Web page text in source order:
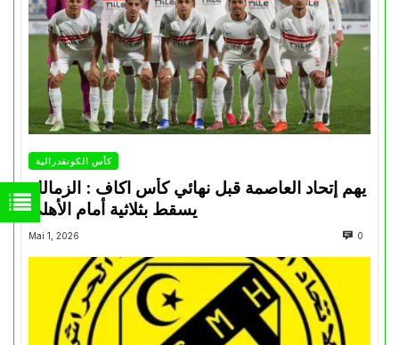
كأس الكونفدرالية
يهم إتحاد العاصمة قبل نهائي كأس اكاف : الزمالك
Mai 1, 2026 0